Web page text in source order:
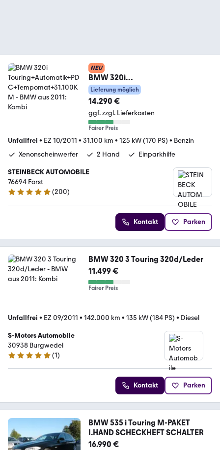
NEU
BMW 320i
Touring+Automatik+PDC+Tempo
mat+31.100KM
Lieferung möglich
14.290 €
ggf. zzgl. Lieferkosten
Fairer Preis
Unfallfrei • EZ 10/2011 • 31.100 km • 125 kW (170 PS) • Benzin
Xenonscheinwerfer
2 Hand Einparkhilfe
STEINBECK AUTOMOBILE
76694 Forst
4.8 Sterne
(200)
Kontakt Parken
BMW 320 3 Touring 320d/Leder
11.499 €
Fairer Preis
Unfallfrei • EZ 09/2011 • 142.000 km • 135 kW (184 PS) • Diesel
S-Motors Automobile
30938 Burgwedel
5 Sterne
(1)
Kontakt Parken
BMW 535 i Touring M-PAKET
I.HAND SCHECKHEFT SCHALTER
16.990 €